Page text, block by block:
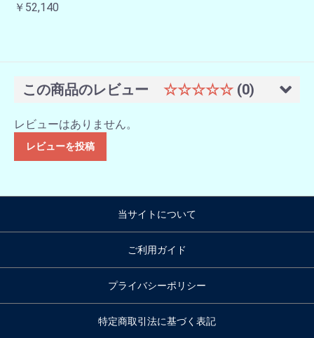
￥52,140
この商品のレビュー ☆☆☆☆☆ (0)
レビューはありません。
レビューを投稿
当サイトについて
ご利用ガイド
プライバシーポリシー
特定商取引法に基づく表記